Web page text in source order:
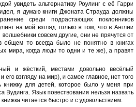
увидеть альтернативу Роулинг с её Гарри
я думаю книги Джоната Страуда должны
среди подрастающих поклонников
на мой взгляд только в том, что в Англии
совсем другие, они не прячутся от
то всегда было не понятно в книгах
мира, когда люди то одни и те же), а правят
и жёсткий, местами довольно весёлый
его взгляду на мир), и самое главное, нет того
для детей, которое было у меня при
Вудинга. Язык повествования нельзя назвать
читается быстро и с удовольствием.